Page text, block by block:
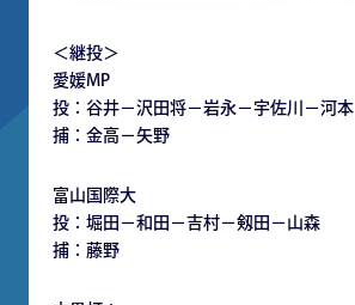
＜継投＞
愛媛MP
投：谷井－沢田将－岩永－宇佐川－河本
捕：金高－矢野
富山国際大
投：堀田－和田－吉村－剱田－山森
捕：藤野